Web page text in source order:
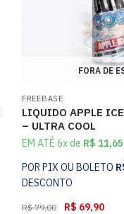
FORA DE
FREEBASE
LIQUIDO APPLE
– ULTRA COOL
EM ATÉ 6x de R$ 11,65
POR PIX OU BOLETO
DESCONTO
R$79,00 R$ 69,90